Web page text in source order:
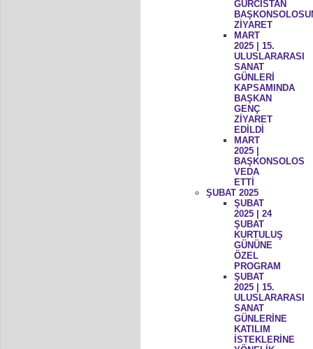
GÜRCİSTAN
ZİYARET
MART
2025 | 15.
ULUSLARARASI
SANAT
GÜNLERİ
KAPSAMINDA
BAŞKAN
GENÇ
ZİYARET
EDİLDİ
MART
2025 |
BAŞKONSOLOS
VEDA
ETTİ
ŞUBAT 2025
ŞUBAT
2025 | 24
ŞUBAT
KURTULUŞ
GÜNÜNE
ÖZEL
PROGRAM
ŞUBAT
2025 | 15.
ULUSLARARASI
SANAT
GÜNLERİNE
KATILIM
İSTEKLERİNE